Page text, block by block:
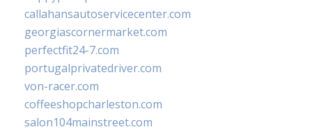
callahansautoservicecenter.com
georgiascornermarket.com
perfectfit24-7.com
portugalprivatedriver.com
von-racer.com
coffeeshopcharleston.com
salon104mainstreet.com